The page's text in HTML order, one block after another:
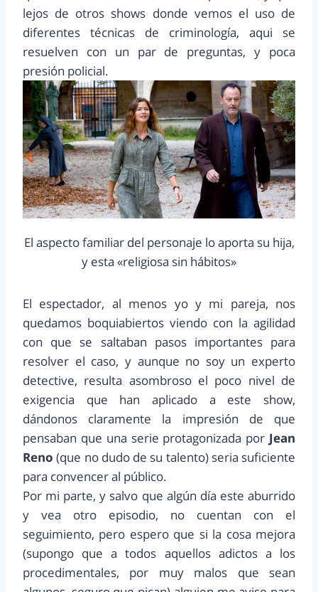
lejos de otros shows donde vemos el uso de
diferentes técnicas de criminología, aqui se
resuelven con un par de preguntas, y poca
presión policial.
El aspecto familiar del personaje lo aporta su hija,
y esta «religiosa sin hábitos»
El espectador, al menos yo y mi pareja, nos
quedamos boquiabiertos viendo con la agilidad
con que se saltaban pasos importantes para
resolver el caso, y aunque no soy un experto
detective, resulta asombroso el poco nivel de
exigencia que han aplicado a este show,
dándonos claramente la impresión de que
pensaban que una serie protagonizada por Jean
Reno (que no dudo de su talento) seria suficiente
para convencer al público.
Por mi parte, y salvo que algún día este aburrido
y vea otro episodio, no cuentan con el
seguimiento, pero espero que si la cosa mejora
(supongo que a todos aquellos adictos a los
procedimentales, por muy malos que sean